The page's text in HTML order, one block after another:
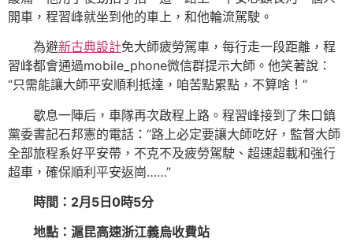
開車，程習峰就坐到他的車上，和他輪流駕駛。
為避新古典設計免大師疲勞駕車，每行走一段距離，程
習峰都會通過mobile_phone微信群提示大師。他笑著說：
“只需能讓大師平安順利抵達，咱苦點累點，不算啥！”
歇息一陣后，車隊再次啟程上路。程習峰接到了朱口鎮
黨委書記石邦憲的電話：“路上必定要讓大師吃好，監督大師
全部旅程系好平安帶，不克不及疲勞駕駛、超速超載和強行
超車，確保順利平安返崗……”
時間：2月5日0時5分
地點：滬昆高速浙江義烏收費站